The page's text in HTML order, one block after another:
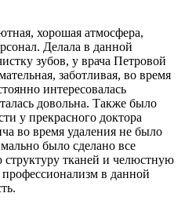
хорошая атмосфера,
Делала в данной
зубов, у врача Петровой
заботливая, во время
интересовалась
довольна. Также было
у прекрасного доктора
во время удаления не было
было сделано все
структуру тканей и челюстную
в данной